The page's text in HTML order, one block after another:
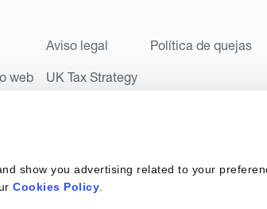
show you advertising related to your
Cookies Policy
web
Aviso legal
UK Tax Strategy
Política de quejas
(Limited Company) bajo el número de
con número de identificación fiscal:
por SEPBLAC, la Autoridad Supervisora en